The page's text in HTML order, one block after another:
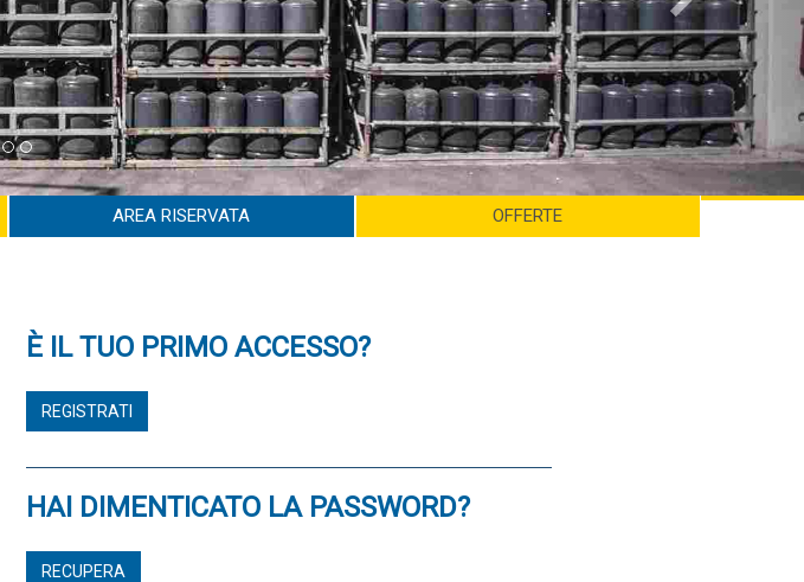
AREA RISERVATA OFFERTE
È IL TUO PRIMO ACCESSO?
REGISTRATI
HAI DIMENTICATO LA PASSWORD?
RECUPERA